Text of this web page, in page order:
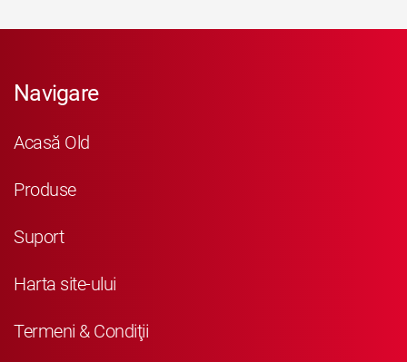
Navigare
Acasă Old
Produse
Suport
Harta site-ului
Termeni & Condiţii